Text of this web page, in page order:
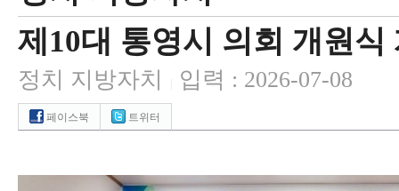
제10대 통영시 의회 개원식
정치 지방자치 입력 : 2026-07-08
페이스북 트위터